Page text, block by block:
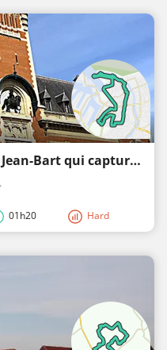
Dunkerque, ville du pirate Jean-Bart qui captura 386 navires
01h20 Hard